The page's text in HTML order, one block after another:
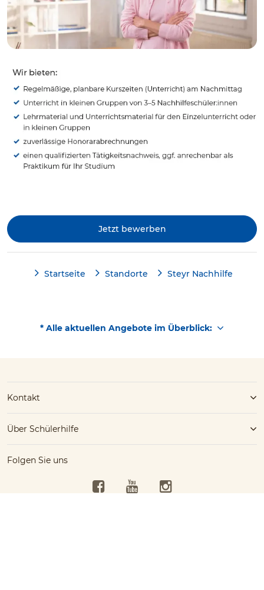
Jetzt bewerben
Startseite Standorte Steyr Nachhilfe
* Alle aktuellen Angebote im Überblick:
Kontakt
Über Schülerhilfe
Folgen Sie uns
FacebookYouTubeInstagram